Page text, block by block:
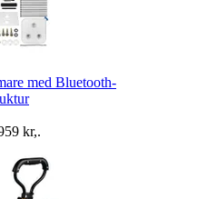
med Bluetooth-
kr,.